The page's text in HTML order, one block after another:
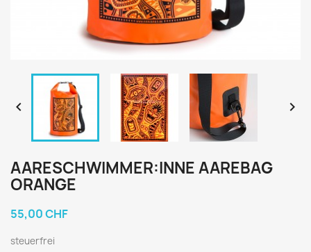
 
AARESCHWIMMER:INNE AAREBAG
ORANGE
55,00 CHF
steuerfrei